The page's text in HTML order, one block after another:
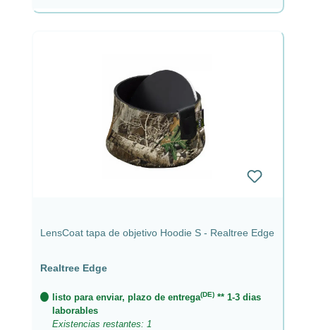
LensCoat tapa de objetivo Hoodie S - Realtree Edge
Realtree Edge
listo para enviar, plazo de entrega(DE) ** 1-3 dias
laborables
Existencias restantes: 1